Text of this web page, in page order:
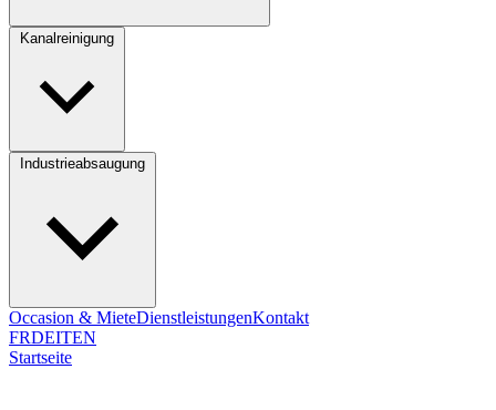
Occasion & MieteDienstleistungenKontakt
FRDEITEN
Startseite